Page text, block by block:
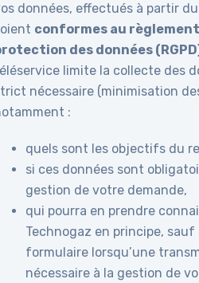
données, effectués à partir
conformes au
des données
limite la collecte des
nécessaire (minimisation
:
quels sont les objectifs du
si ces données sont
gestion de votre demande,
qui pourra en prendre
Technogaz en principe,
formulaire lorsqu’une
nécessaire à la gestion de